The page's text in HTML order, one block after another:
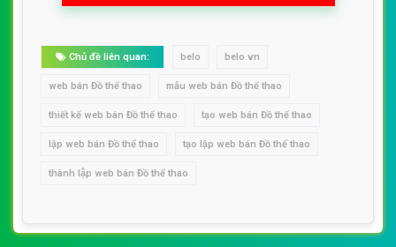
Chủ đề liên quan: belo belo.vn
web bán Đồ thể thao mẫu web bán Đồ thể thao
thiết kế web bán Đồ thể thao tạo web bán Đồ thể thao
lập web bán Đồ thể thao tạo lập web bán Đồ thể thao
thành lập web bán Đồ thể thao